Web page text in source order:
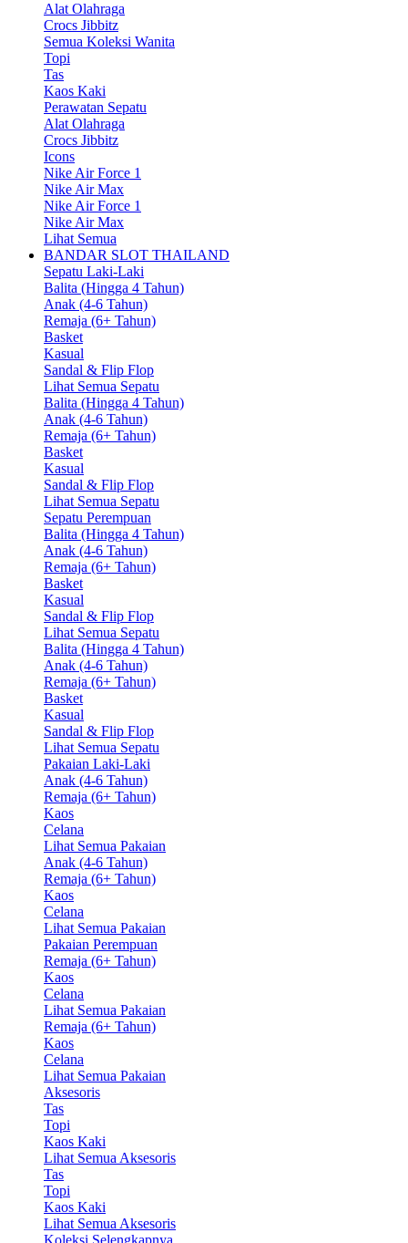
Alat Olahraga
Crocs Jibbitz
Semua Koleksi Wanita
Topi
Tas
Kaos Kaki
Perawatan Sepatu
Alat Olahraga
Crocs Jibbitz
Icons
Nike Air Force 1
Nike Air Max
Nike Air Force 1
Nike Air Max
Lihat Semua
BANDAR SLOT THAILAND
Sepatu Laki-Laki
Balita (Hingga 4 Tahun)
Anak (4-6 Tahun)
Remaja (6+ Tahun)
Basket
Kasual
Sandal & Flip Flop
Lihat Semua Sepatu
Balita (Hingga 4 Tahun)
Anak (4-6 Tahun)
Remaja (6+ Tahun)
Basket
Kasual
Sandal & Flip Flop
Lihat Semua Sepatu
Sepatu Perempuan
Balita (Hingga 4 Tahun)
Anak (4-6 Tahun)
Remaja (6+ Tahun)
Basket
Kasual
Sandal & Flip Flop
Lihat Semua Sepatu
Balita (Hingga 4 Tahun)
Anak (4-6 Tahun)
Remaja (6+ Tahun)
Basket
Kasual
Sandal & Flip Flop
Lihat Semua Sepatu
Pakaian Laki-Laki
Anak (4-6 Tahun)
Remaja (6+ Tahun)
Kaos
Celana
Lihat Semua Pakaian
Anak (4-6 Tahun)
Remaja (6+ Tahun)
Kaos
Celana
Lihat Semua Pakaian
Pakaian Perempuan
Remaja (6+ Tahun)
Kaos
Celana
Lihat Semua Pakaian
Remaja (6+ Tahun)
Kaos
Celana
Lihat Semua Pakaian
Aksesoris
Tas
Topi
Kaos Kaki
Lihat Semua Aksesoris
Tas
Topi
Kaos Kaki
Lihat Semua Aksesoris
Koleksi Selengkapnya